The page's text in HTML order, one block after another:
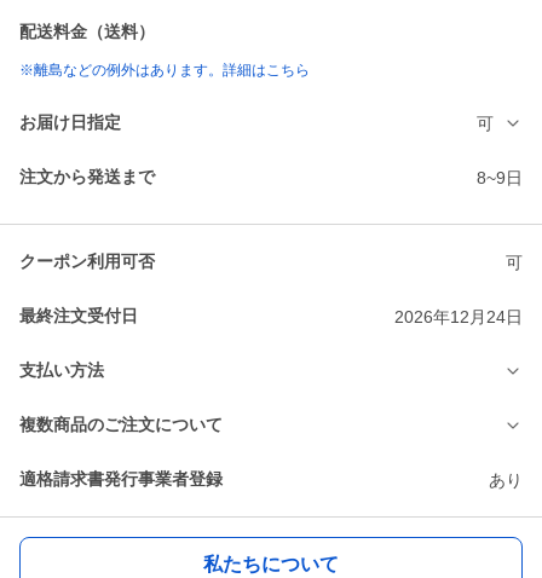
配送料金（送料）
※離島などの例外はあります。詳細はこちら
お届け日指定 可
注文から発送まで 8~9日
クーポン利用可否 可
最終注文受付日 2026年12月24日
支払い方法
複数商品のご注文について
適格請求書発行事業者登録 あり
私たちについて